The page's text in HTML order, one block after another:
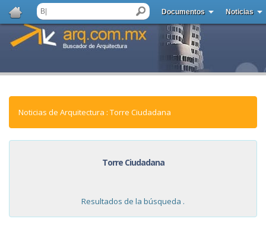
Documentos Noticias
Noticias de Arquitectura : Torre Ciudadana
Torre Ciudadana
Resultados de la búsqueda .